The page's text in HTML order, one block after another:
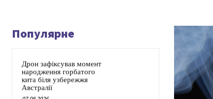
Популярне
Дрон зафіксував момент
народження горбатого
кита біля узбережжя
Австралії